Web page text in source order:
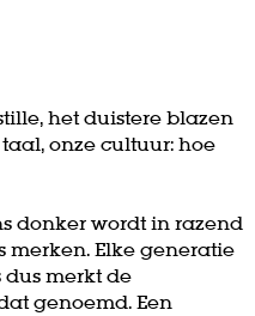
het duistere blazen
onze cultuur: hoe
donker wordt in razend
merken. Elke generatie
merkt de
genoemd. Een